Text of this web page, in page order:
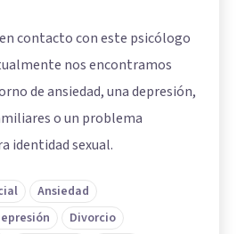
contacto con este psicólogo
nos encontramos
de ansiedad, una depresión,
o un problema
identidad sexual.
Ansiedad
Divorcio